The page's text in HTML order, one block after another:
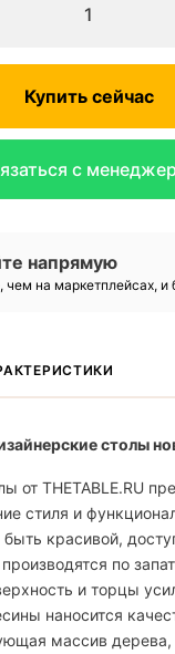
Купить сейчас
с
напрямую
на маркетплейсах, и
столы
от THETABLE.RU
стиля и
красивой,
по
и торцы
наносится
массив